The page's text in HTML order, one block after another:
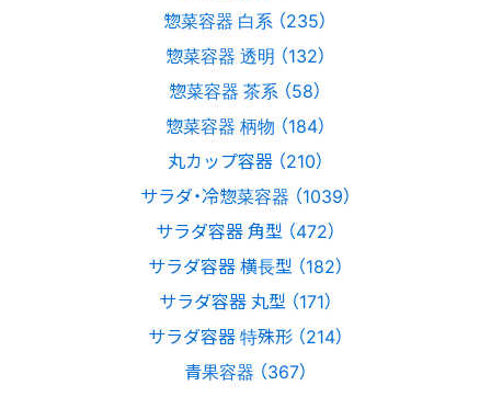
惣菜容器 白系 （235）
惣菜容器 透明 （132）
惣菜容器 茶系 （58）
惣菜容器 柄物 （184）
丸カップ容器 （210）
サラダ・冷惣菜容器 （1039）
サラダ容器 角型 （472）
サラダ容器 横長型 （182）
サラダ容器 丸型 （171）
サラダ容器 特殊形 （214）
青果容器 （367）